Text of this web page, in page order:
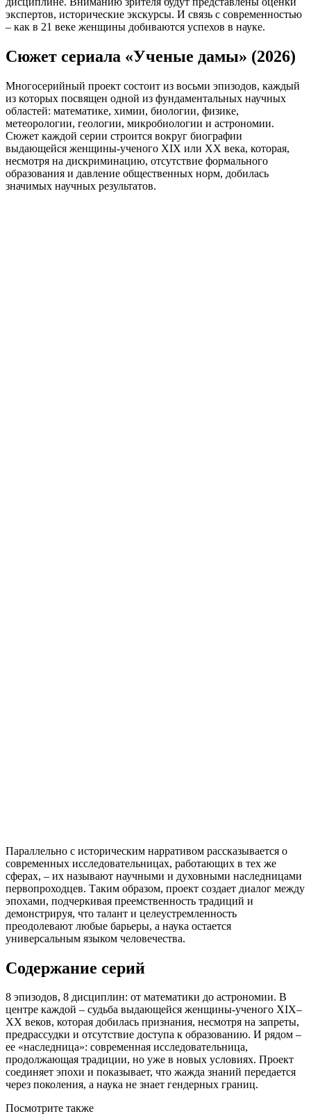
экспертов, исторические экскурсы. И связь с современностью
– как в 21 веке женщины добиваются успехов в науке.
Сюжет сериала «Ученые дамы» (2026)
Многосерийный проект состоит из восьми эпизодов, каждый
из которых посвящен одной из фундаментальных научных
областей: математике, химии, биологии, физике,
метеорологии, геологии, микробиологии и астрономии.
Сюжет каждой серии строится вокруг биографии
выдающейся женщины-ученого XIX или XX века, которая,
несмотря на дискриминацию, отсутствие формального
образования и давление общественных норм, добилась
значимых научных результатов.
Параллельно с историческим нарративом рассказывается о
современных исследовательницах, работающих в тех же
сферах, – их называют научными и духовными наследницами
первопроходцев. Таким образом, проект создает диалог между
эпохами, подчеркивая преемственность традиций и
демонстрируя, что талант и целеустремленность
преодолевают любые барьеры, а наука остается
универсальным языком человечества.
Содержание серий
8 эпизодов, 8 дисциплин: от математики до астрономии. В
центре каждой – судьба выдающейся женщины-ученого XIX–
XX веков, которая добилась признания, несмотря на запреты,
предрассудки и отсутствие доступа к образованию. И рядом –
ее «наследница»: современная исследовательница,
продолжающая традиции, но уже в новых условиях. Проект
соединяет эпохи и показывает, что жажда знаний передается
через поколения, а наука не знает гендерных границ.
Посмотрите также